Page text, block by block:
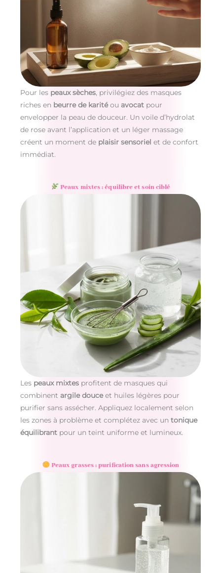
Pour les peaux sèches, privilégiez des masques
riches en beurre de karitéou avocatpour
envelopper la peau de douceur. Un voile d’hydrolat
de rose avant l’application et un léger massage
créent un moment de plaisir sensoriel et de confort
immédiat.
Peaux mixtes : équilibre et soin ciblé
Les peaux mixtesprofitent de masques qui
combinent argile douceet huiles légères pour
purifier sans assécher. Appliquez localement selon
les zones à problème et complétez avec un tonique
équilibrantpour un teint uniforme et lumineux.
Peaux grasses : purification sans agression